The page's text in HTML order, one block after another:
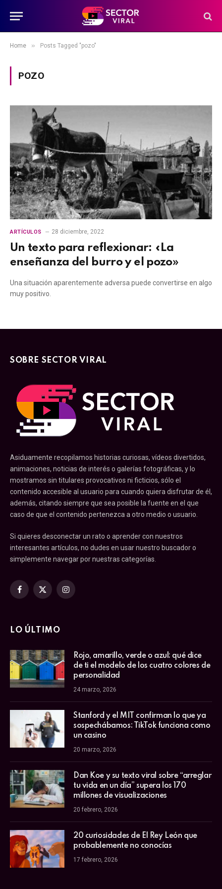
Home » Posts Tagged "pozo"
POZO
ARTÍCULOS 28 diciembre, 2022
Un texto para reflexionar: «La
enseñanza del burro y el pozo»
Una situación aparentemente adversa puede convertirse en algo
muy positivo.
SOBRE SECTOR VIRAL
Asiduamente recopilamos historias curiosas, vídeos divertidos,
animaciones, noticias de interés o galerías fotográficas, y lo
mostramos sin titulares provocativos ni ficticios, sólo el
contenido accesible al usuario para cuando quiera disfrutar de él,
además, citando siempre que sea posible la fuente en el que
caso de que el contenido pertenezca a otro medio o usuario.
Si quieres desconectar un rato o aprender con nuestros
interesantes artículos, no dudes en usar nuestro buscador o
simplemente navegar por nuestras categorías.
Facebook
X
Instagram
LO ÚLTIMO
Rojo, amarillo, verde o azul: qué dice
de ti el modelo de los cuatro colores de
personalidad
24 marzo, 2026
Stanford y el MIT confirman lo que ya
sospechábamos: TikTok funciona como
un casino
20 marzo, 2026
Dan Koe y su texto viral sobre “arreglar
tu vida en un día” supera los 170
millones de visualizaciones
20 febrero, 2026
20 curiosidades de El Rey León que
probablemente no conocías
17 febrero, 2026